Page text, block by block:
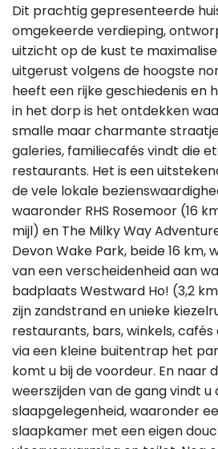
Dit prachtig gepresenteerde
omgekeerde verdieping,
uitzicht op de kust te
uitgerust volgens de hoogste
heeft een rijke geschiedenis en
in het dorp is het ontdekken
smalle maar charmante
galeries, familiecafés vindt die
restaurants. Het is een
de vele lokale
waaronder RHS Rosemoor (16
mijl) en The Milky Way
Devon Wake Park, beide 16 km,
van een verscheidenheid aan
badplaats Westward Ho! (3,2
zijn zandstrand en unieke
restaurants, bars, winkels,
via een kleine buitentrap het
komt u bij de voordeur. En naar
weerszijden van de gang vindt u
slaapgelegenheid, waaronder
slaapkamer met een eigen